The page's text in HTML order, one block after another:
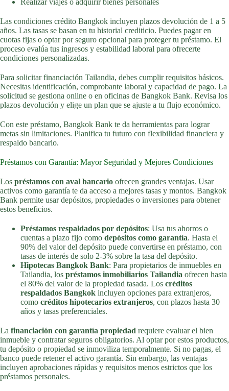
Realizar viajes o adquirir bienes personales
Las condiciones crédito Bangkok incluyen plazos devolución de 1 a 5
años. Las tasas se basan en tu historial crediticio. Puedes pagar en
cuotas fijas o optar por seguro opcional para proteger tu préstamo. El
proceso evalúa tus ingresos y estabilidad laboral para ofrecerte
condiciones personalizadas.
Para solicitar financiación Tailandia, debes cumplir requisitos básicos.
Necesitas identificación, comprobante laboral y capacidad de pago. La
solicitud se gestiona online o en oficinas de Bangkok Bank. Revisa los
plazos devolución y elige un plan que se ajuste a tu flujo económico.
Con este préstamo, Bangkok Bank te da herramientas para lograr
metas sin limitaciones. Planifica tu futuro con flexibilidad financiera y
respaldo bancario.
Préstamos con Garantía: Mayor Seguridad y Mejores Condiciones
Los préstamos con aval bancario ofrecen grandes ventajas. Usar
activos como garantía te da acceso a mejores tasas y montos. Bangkok
Bank permite usar depósitos, propiedades o inversiones para obtener
estos beneficios.
Préstamos respaldados por depósitos: Usa tus ahorros o
cuentas a plazo fijo como depósitos como garantía. Hasta el
90% del valor del depósito puede convertirse en préstamo, con
tasas de interés de solo 2-3% sobre la tasa del depósito.
Hipotecas Bangkok Bank: Para propietarios de inmuebles en
Tailandia, los préstamos inmobiliarios Tailandia ofrecen hasta
el 80% del valor de la propiedad tasada. Los créditos
respaldados Bangkok incluyen opciones para extranjeros,
como créditos hipotecarios extranjeros, con plazos hasta 30
años y tasas preferenciales.
La financiación con garantía propiedad requiere evaluar el bien
inmueble y contratar seguros obligatorios. Al optar por estos productos,
tu depósito o propiedad se inmoviliza temporalmente. Si no pagas, el
banco puede retener el activo garantía. Sin embargo, las ventajas
incluyen aprobaciones rápidas y requisitos menos estrictos que los
préstamos personales.